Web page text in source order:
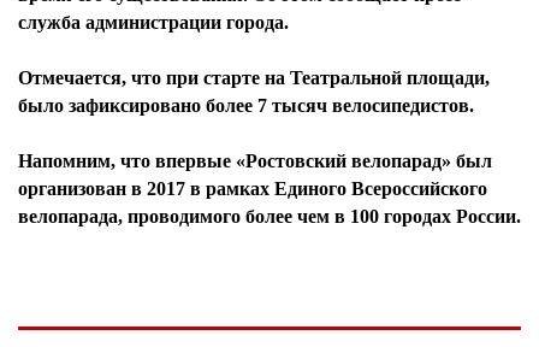
служба администрации города.
Отмечается, что при старте на Театральной площади,
было зафиксировано более 7 тысяч велосипедистов.
Напомним, что впервые «Ростовский велопарад» был
организован в 2017 в рамках Единого Всероссийского
велопарада, проводимого более чем в 100 городах России.